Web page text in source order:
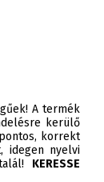
A termék
kerülő
korrekt
idegen nyelvi
KERESSE